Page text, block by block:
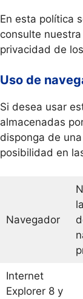
En esta política
consulte
privacidad de
Uso de
Si desea usar
almacenadas
disponga de
posibilidad en
Navegador
Internet
Explorer 8 y